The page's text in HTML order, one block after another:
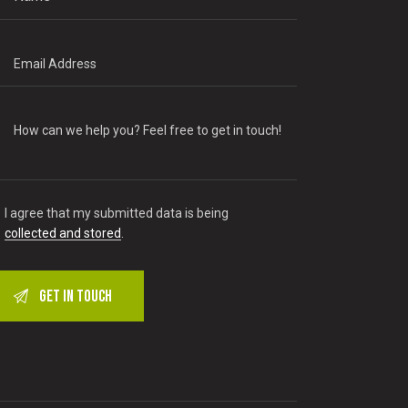
I agree that my submitted data is being
collected and stored.